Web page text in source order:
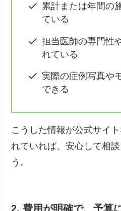
累計または年間の
ている
担当医師の専門性
れている
実際の症例写真や
できる
こうした情報が公式サイ
れていれば、安心して相
う。
2. 費用が明確で、予算